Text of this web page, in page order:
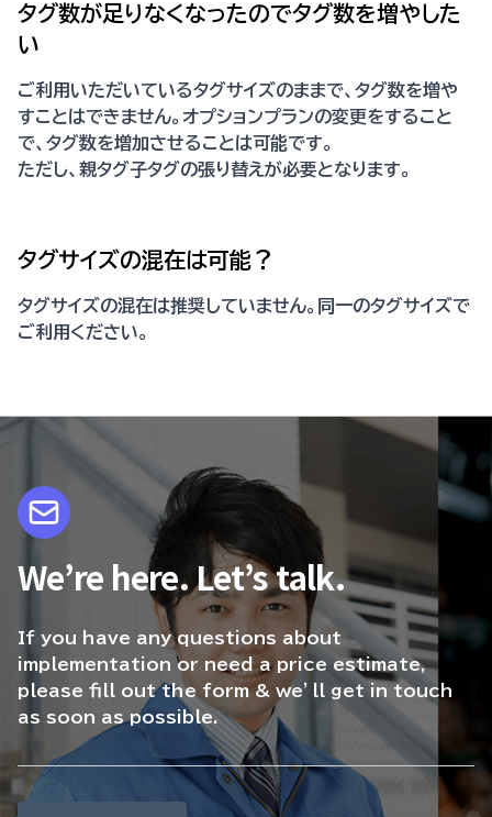
タグ数が足りなくなったのでタグ数を増やした
い
ご利用いただいているタグサイズのままで、タグ数を増や
すことはできません。オプションプランの変更をすること
で、タグ数を増加させることは可能です。
ただし、親タグ子タグの張り替えが必要となります。
タグサイズの混在は可能？
タグサイズの混在は推奨していません。同一のタグサイズで
ご利用ください。
We’re here. Let’s talk.
If you have any questions about
implementation or need a price estimate,
please fill out the form & we’ll get in touch
as soon as possible.